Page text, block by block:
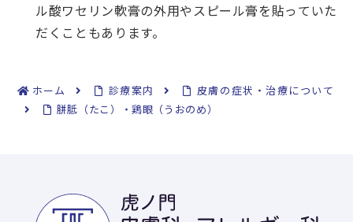
ル酸ワセリン軟膏の外用やスピール膏を貼っていた
だくこともあります。
ホーム 診療案内
皮膚の症状・治療について
胼胝（たこ）・鶏眼（うおのめ）